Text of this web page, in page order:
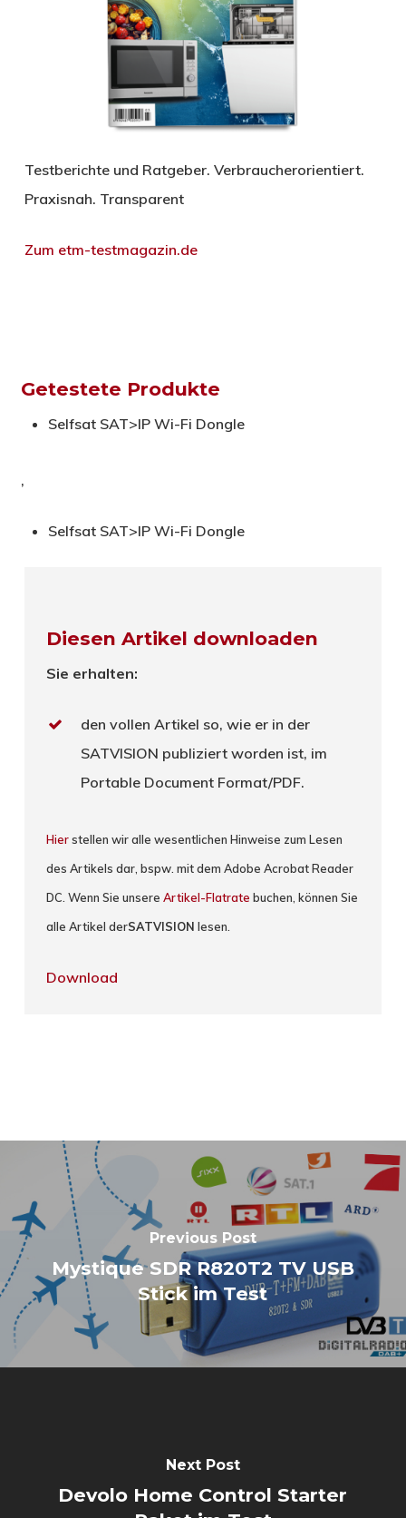
Testberichte und Ratgeber. Verbraucherorientiert.
Praxisnah. Transparent
Zum etm-testmagazin.de
Getestete Produkte
Selfsat SAT>IP Wi-Fi Dongle
,
Selfsat SAT>IP Wi-Fi Dongle
Diesen Artikel downloaden
Sie erhalten:
den vollen Artikel so, wie er in der
SATVISION publiziert worden ist, im
Portable Document Format/PDF.
Hierstellen wir alle wesentlichen Hinweise zum Lesen
des Artikels dar, bspw. mit dem Adobe Acrobat Reader
DC. Wenn Sie unsereArtikel-Flatrate buchen, können Sie
alle Artikel derSATVISION lesen.
Download
Previous Post
Mystique SDR R820T2 TV USB
Stick im Test
Next Post
Devolo Home Control Starter